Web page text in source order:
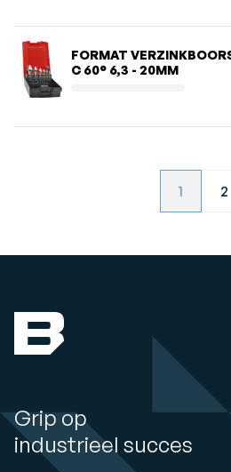
FORMAT
C 60° 6,3 - 20MM
1 2
Grip op
industrieel succes